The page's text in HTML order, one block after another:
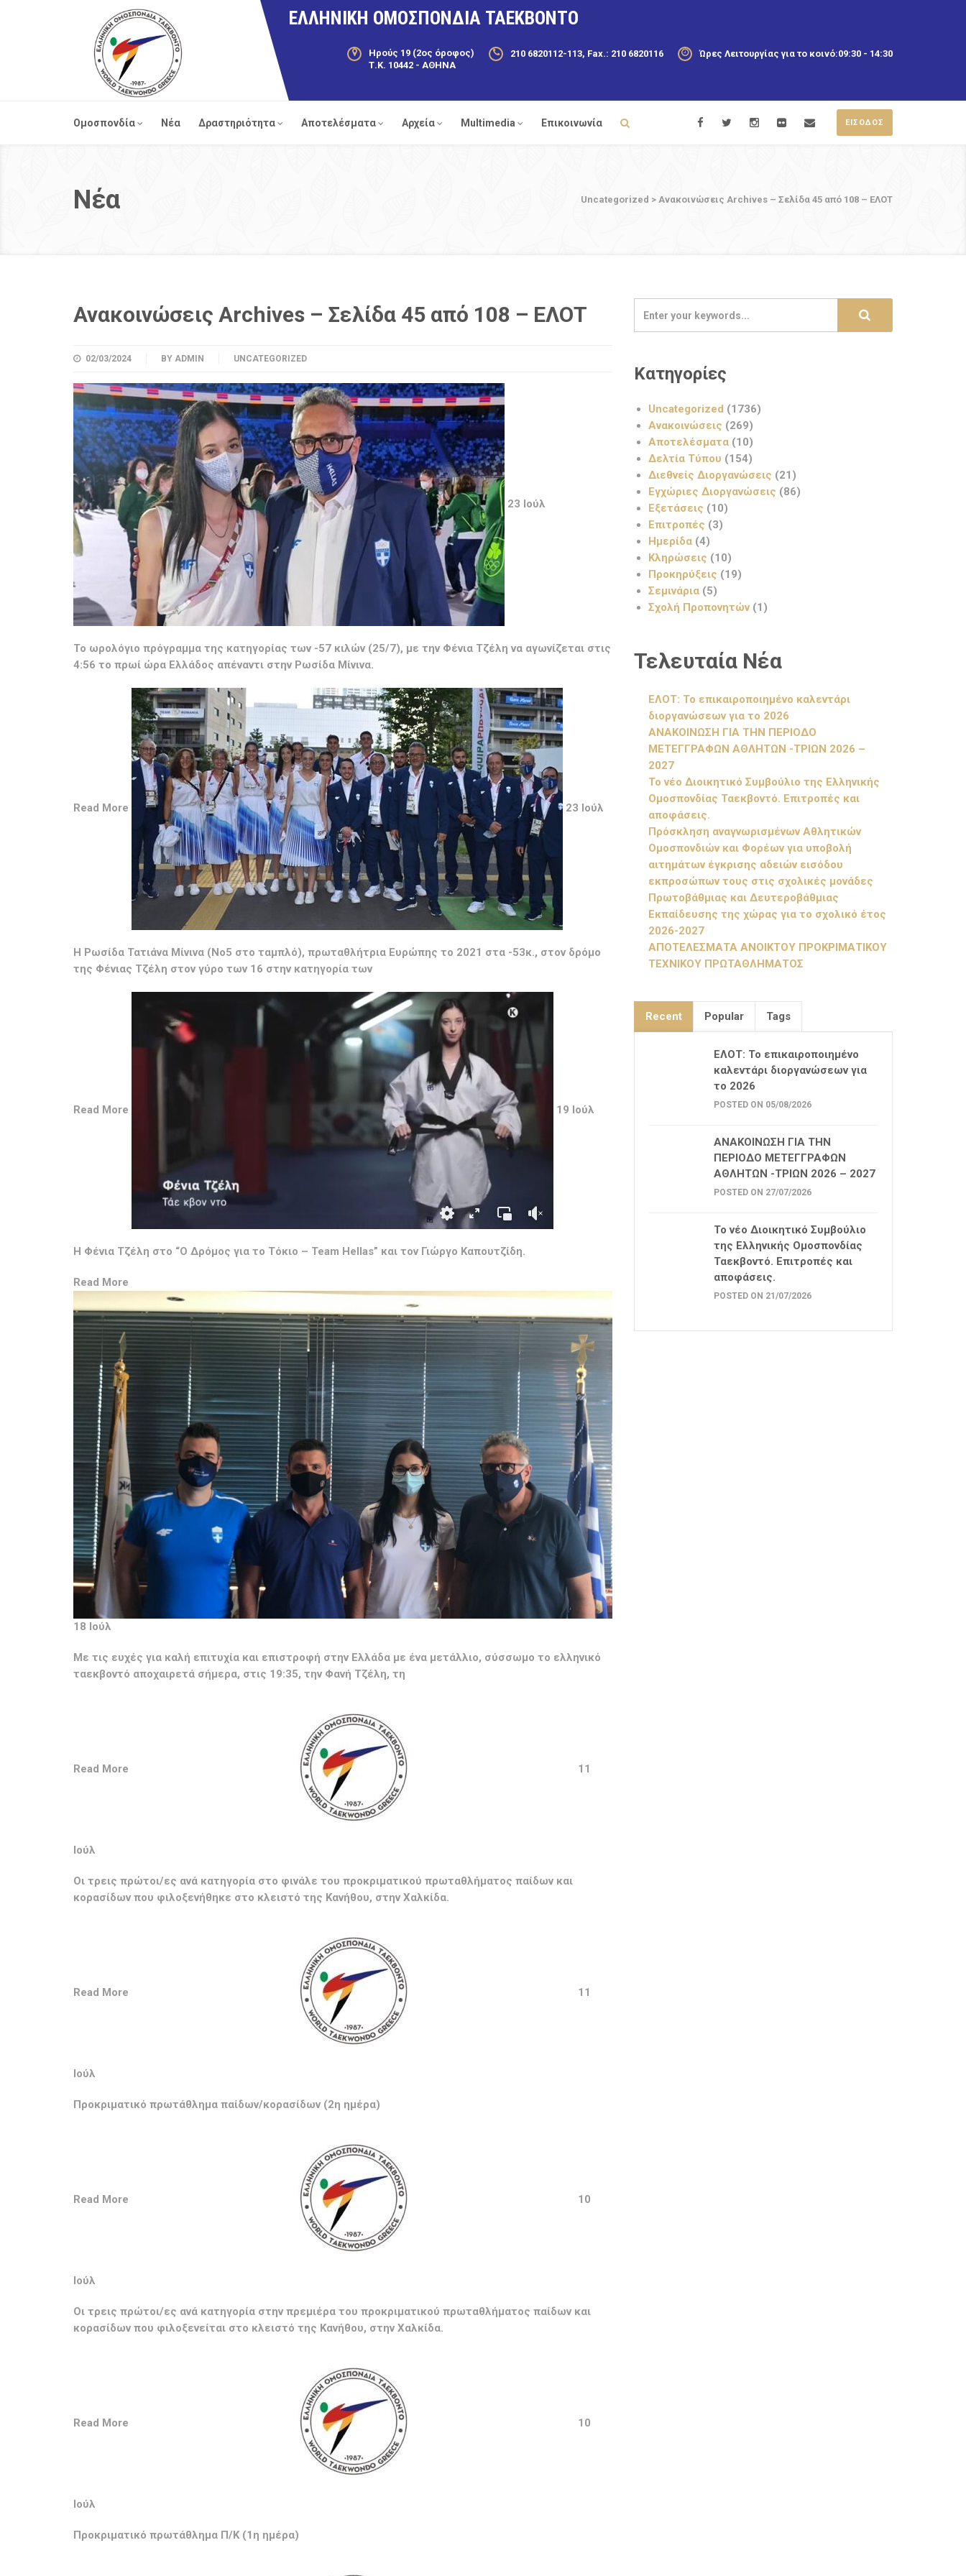
ΕΛΛΗΝΙΚΗ ΟΜΟΣΠΟΝΔΙΑ ΤΑΕΚΒΟΝΤΟ
Ηρούς 19 (2ος όροφος)
Τ.Κ. 10442 - ΑΘΗΝΑ
210 6820112-113, Fax.: 210 6820116 Ώρες Λειτουργίας για το κοινό:09:30 - 14:30
ΕΙΣΟΔΟΣ
Ομοσπονδία Νέα Δραστηριότητα Αποτελέσματα Αρχεία Multimedia Επικοινωνία
Uncategorized > Ανακοινώσεις Archives – Σελίδα 45 από 108 – ΕΛΟΤ
Νέα
Ανακοινώσεις Archives – Σελίδα 45 από 108 – ΕΛΟΤ
02/03/2024 BY ADMIN UNCATEGORIZED
23 Ιούλ
To ωρολόγιο πρόγραμμα της κατηγορίας των -57 κιλών (25/7), με την Φένια Τζέλη να αγωνίζεται στις
4:56 το πρωί ώρα Ελλάδος απέναντι στην Ρωσίδα Μίνινα.
Read More 23 Ιούλ
Η Ρωσίδα Τατιάνα Μίνινα (Νο5 στο ταμπλό), πρωταθλήτρια Ευρώπης το 2021 στα -53κ., στον δρόμο
της Φένιας Τζέλη στον γύρο των 16 στην κατηγορία των
Read More 19 Ιούλ
Η Φένια Τζέλη στο “Ο Δρόμος για το Τόκιο – Team Hellas” και τον Γιώργο Καπουτζίδη.
Read More
18 Ιούλ
Με τις ευχές για καλή επιτυχία και επιστροφή στην Ελλάδα με ένα μετάλλιο, σύσσωμο το ελληνικό
ταεκβοντό αποχαιρετά σήμερα, στις 19:35, την Φανή Τζέλη, τη
Read More 11
Ιούλ
Οι τρεις πρώτοι/ες ανά κατηγορία στο φινάλε του προκριματικού πρωταθλήματος παίδων και
κορασίδων που φιλοξενήθηκε στο κλειστό της Κανήθου, στην Χαλκίδα.
Read More 11
Ιούλ
Προκριματικό πρωτάθλημα παίδων/κορασίδων (2η ημέρα)
Read More 10
Ιούλ
Οι τρεις πρώτοι/ες ανά κατηγορία στην πρεμιέρα του προκριματικού πρωταθλήματος παίδων και
κορασίδων που φιλοξενείται στο κλειστό της Κανήθου, στην Χαλκίδα.
Read More 10
Ιούλ
Προκριματικό πρωτάθλημα Π/Κ (1η ημέρα)
Κατηγορίες
Uncategorized (1736)
Ανακοινώσεις (269)
Αποτελέσματα (10)
Δελτία Τύπου (154)
Διεθνείς Διοργανώσεις (21)
Εγχώριες Διοργανώσεις (86)
Εξετάσεις (10)
Επιτροπές (3)
Ημερίδα (4)
Κληρώσεις (10)
Προκηρύξεις (19)
Σεμινάρια (5)
Σχολή Προπονητών (1)
Τελευταία Νέα
ΕΛΟΤ: Το επικαιροποιημένο καλεντάρι
διοργανώσεων για το 2026
ΑΝΑΚΟΙΝΩΣΗ ΓΙΑ ΤΗΝ ΠΕΡΙΟΔΟ
ΜΕΤΕΓΓΡΑΦΩΝ ΑΘΛΗΤΩΝ -ΤΡΙΩΝ 2026 –
2027
Το νέο Διοικητικό Συμβούλιο της Ελληνικής
Ομοσπονδίας Ταεκβοντό. Επιτροπές και
αποφάσεις.
Πρόσκληση αναγνωρισμένων Αθλητικών
Ομοσπονδιών και Φορέων για υποβολή
αιτημάτων έγκρισης αδειών εισόδου
εκπροσώπων τους στις σχολικές μονάδες
Πρωτοβάθμιας και Δευτεροβάθμιας
Εκπαίδευσης της χώρας για το σχολικό έτος
2026-2027
ΑΠΟΤΕΛΕΣΜΑΤΑ ΑΝΟΙΚΤΟΥ ΠΡΟΚΡΙΜΑΤΙΚΟΥ
ΤΕΧΝΙΚΟΥ ΠΡΩΤΑΘΛΗΜΑΤΟΣ
Recent Popular Tags
ΕΛΟΤ: Το επικαιροποιημένο
καλεντάρι διοργανώσεων για
το 2026
POSTED ON 05/08/2026
ΑΝΑΚΟΙΝΩΣΗ ΓΙΑ ΤΗΝ
ΠΕΡΙΟΔΟ ΜΕΤΕΓΓΡΑΦΩΝ
ΑΘΛΗΤΩΝ -ΤΡΙΩΝ 2026 – 2027
POSTED ON 27/07/2026
Το νέο Διοικητικό Συμβούλιο
της Ελληνικής Ομοσπονδίας
Ταεκβοντό. Επιτροπές και
αποφάσεις.
POSTED ON 21/07/2026